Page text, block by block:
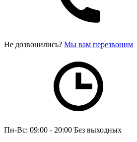
Не дозвонились? Мы вам перезвоним
Пн-Вс: 09:00 - 20:00 Без выходных